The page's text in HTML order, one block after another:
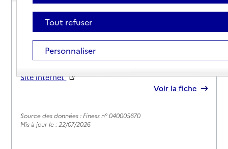
Adresse
12 rue Adrien Badin
Château-Arnoux-Saint-Auban
04 92 35 10 58
Contact
Site internet
Voir la fiche
Source des données : Finess n° 040005670
Mis à jour le : 22/07/2026
Tout refuser
Personnaliser